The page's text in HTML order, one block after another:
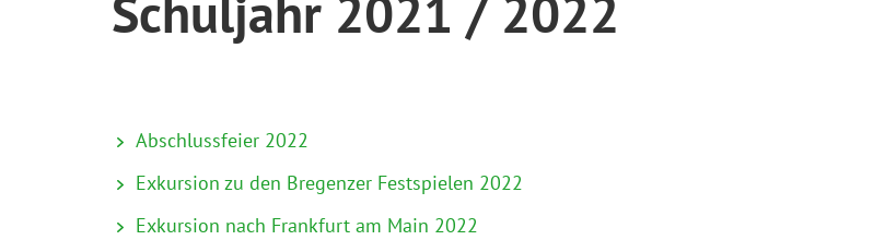
Abschlussfeier 2022
Exkursion zu den Bregenzer Festspielen 2022
Exkursion nach Frankfurt am Main 2022